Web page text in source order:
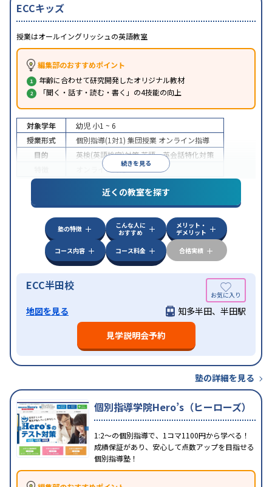
ECCキッズ
授業はオールイングリッシュの英語教室
編集部のおすすめポイント
年齢に合わせて研究開発したオリジナル教材
「聞く・話す・読む・書く」の4技能の向上
続きを見る
対象学年 幼児 小1 ~ 6
授業形式
個別指導(1対1) 集団授業 オンライン指導
目的
英検(英語検定)対策英語・英会話特化対策
オンライン対応
近くの教室を探す
塾の特徴
こんな人に
おすすめ
メリット・
デメリット
コース内容
コース料金 合格実績
ECC半田校
地図を見る
知多半田、半田駅
見学説明会予約
塾の詳細を見る
個別指導学院Hero’s（ヒーローズ）
1:2～の個別指導で、1コマ1100円から学べる！
成績保証があり、安心して点数アップを目指せる
個別指導塾！